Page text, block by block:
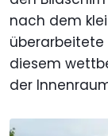
nach dem
überarbeitete
diesem
der